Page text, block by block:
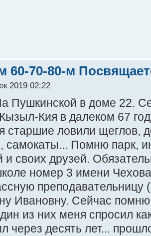
60-70-80-м
2019 02:22
Пушкинской в доме 22.
Кия в далеком 67
старшие ловили щеглов,
самокаты... Помню парк,
своих друзей.
номер 3 имени
Ивановну. Сейчас
из них меня спросил
через десять лет...